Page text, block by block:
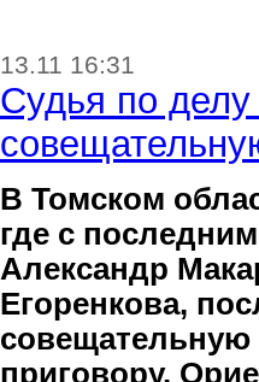
13.11 16:31
Судья по
В Томском
где с
Александр
Егоренкова,
приговору.